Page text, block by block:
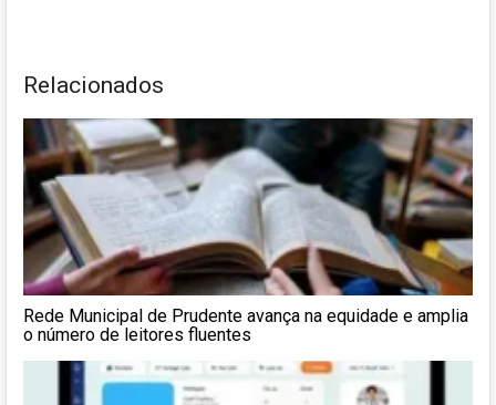
Relacionados
Rede Municipal de Prudente avança na equidade e amplia
o número de leitores fluentes